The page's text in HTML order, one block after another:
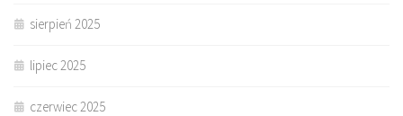
sierpień 2025
lipiec 2025
czerwiec 2025